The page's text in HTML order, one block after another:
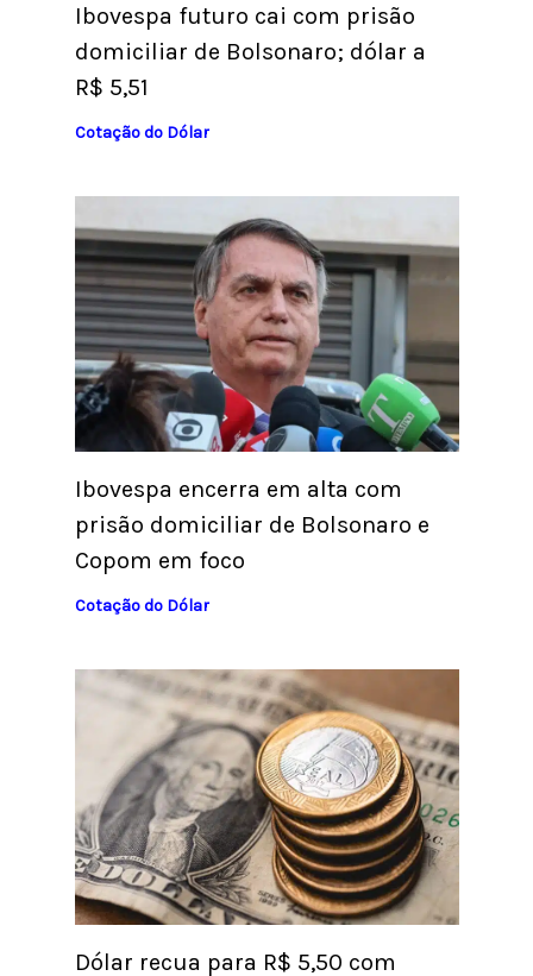
Ibovespa futuro cai com prisão
domiciliar de Bolsonaro; dólar a
R$ 5,51
Cotação do Dólar
Ibovespa encerra em alta com
prisão domiciliar de Bolsonaro e
Copom em foco
Cotação do Dólar
Dólar recua para R$ 5,50 com